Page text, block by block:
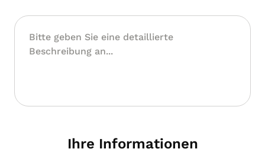
Ihre Informationen